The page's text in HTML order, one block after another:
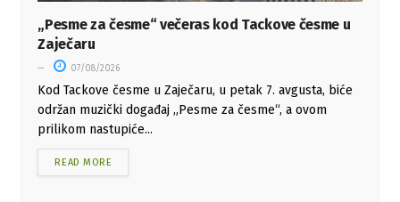
„Pesme za česme“ večeras kod Tackove česme u
Zaječaru
07/08/2026
Kod Tackove česme u Zaječaru, u petak 7. avgusta, biće
održan muzički događaj „Pesme za česme“, a ovom
prilikom nastupiće...
READ MORE